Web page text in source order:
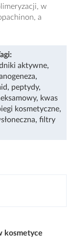
w
a
aktywne,
,
, peptydy,
, kwas
kosmetyczne,
, filtry
kosmetyce